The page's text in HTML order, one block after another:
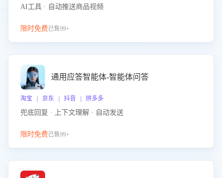
AI工具 · 自动推送商品视频
限时免费已售99+
通用应答智能体-智能体问答
淘宝 | 京东 | 抖音 | 拼多多
兜底回复 · 上下文理解 · 自动发送
限时免费已售99+